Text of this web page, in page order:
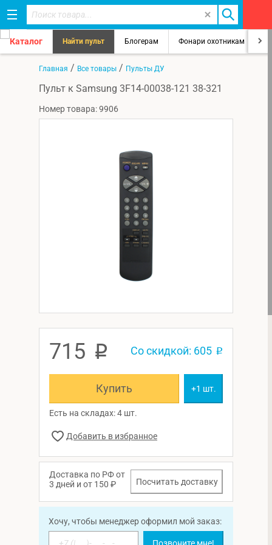
Каталог Найти пульт Блогерам Фонари охотникам
Главная / Все товары / Пульты ДУ
Пульт к Samsung 3F14-00038-121 38-321
Номер товара: 9906
715 p Со скидкой: 605 p
Купить +1 шт.
Есть на складах: 4 шт.
Доставка по РФ от
3 дней и от 150 ₽
Посчитать доставку
Хочу, чтобы менеджер оформил мой заказ:
Позвоните мне!